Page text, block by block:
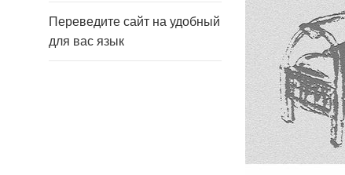
Переведите сайт на удобный
для вас язык